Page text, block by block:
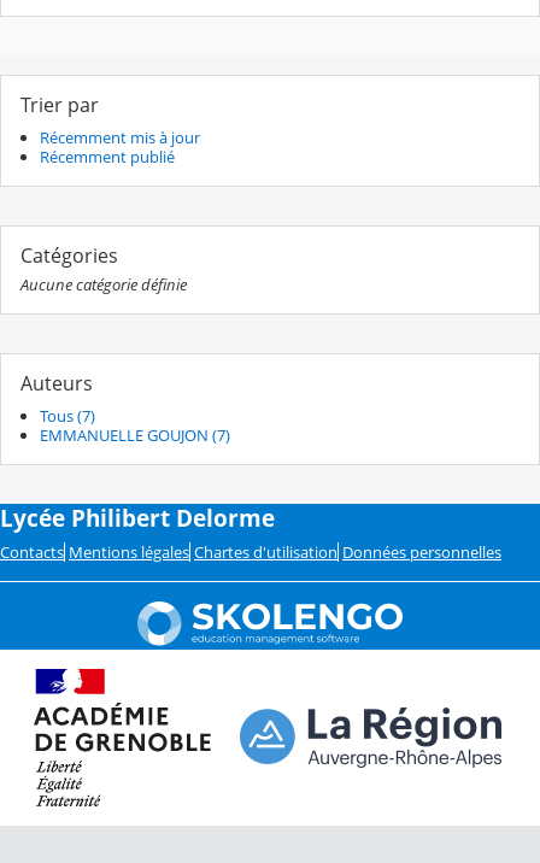
Trier par
Récemment mis à jour
Récemment publié
Catégories
Aucune catégorie définie
Auteurs
Tous (7)
EMMANUELLE GOUJON (7)
Lycée Philibert Delorme
Contacts Mentions légales Chartes d'utilisation Données personnelles